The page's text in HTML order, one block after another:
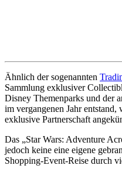
Ähnlich der sogenannten
Sammlung exklusiver
Disney Themenparks und der
im vergangenen Jahr
exklusive Partnerschaft
Das „Star Wars: Adventure
jedoch keine eine eigene
Shopping-Event-Reise durch